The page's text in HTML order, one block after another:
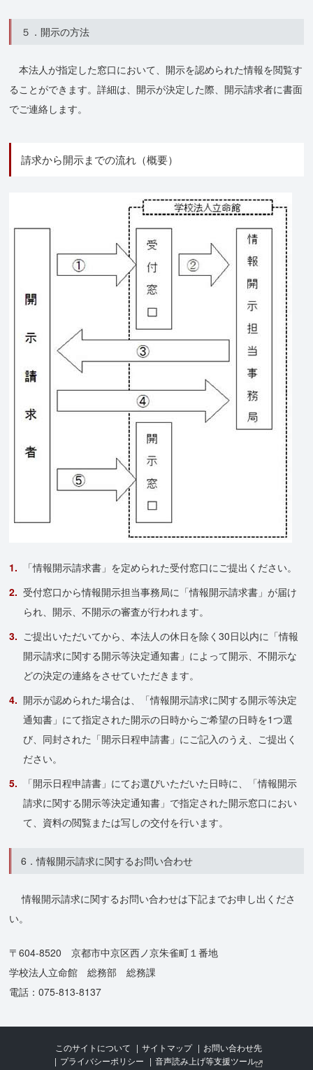
５．開示の方法
本法人が指定した窓口において、開示を認められた情報を閲覧す
ることができます。詳細は、開示が決定した際、開示請求者に書面
でご連絡します。
請求から開示までの流れ（概要）
「情報開示請求書」を定められた受付窓口にご提出ください。
受付窓口から情報開示担当事務局に「情報開示請求書」が届け
られ、開示、不開示の審査が行われます。
ご提出いただいてから、本法人の休日を除く30日以内に「情報
開示請求に関する開示等決定通知書」によって開示、不開示な
どの決定の連絡をさせていただきます。
開示が認められた場合は、「情報開示請求に関する開示等決定
通知書」にて指定された開示の日時からご希望の日時を1つ選
び、同封された「開示日程申請書」にご記入のうえ、ご提出く
ださい。
「開示日程申請書」にてお選びいただいた日時に、「情報開示
請求に関する開示等決定通知書」で指定された開示窓口におい
て、資料の閲覧または写しの交付を行います。
6．情報開示請求に関するお問い合わせ
情報開示請求に関するお問い合わせは下記までお申し出くださ
い。
〒604-8520 京都市中京区西ノ京朱雀町１番地
学校法人立命館 総務部 総務課
電話：075-813-8137
このサイトについて サイトマップ
お問い合わせ先
プライバシーポリシー
音声読み上げ等支援ツール